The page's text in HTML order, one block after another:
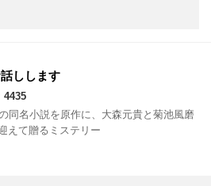
しします
4435
同名小説を原作に、大森元貴と菊池風磨
えて贈るミステリー